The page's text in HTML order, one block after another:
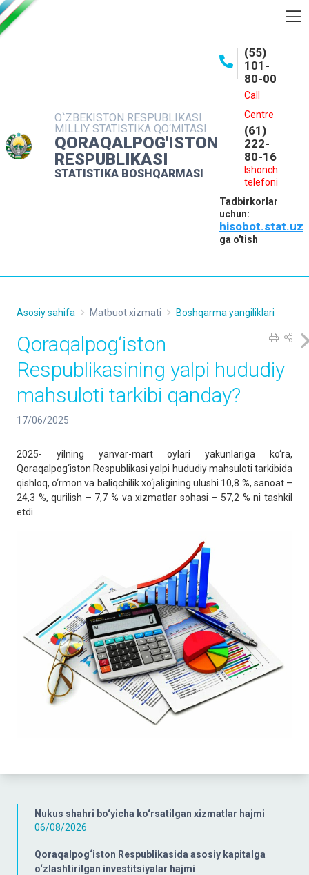
O`ZBEKISTON RESPUBLIKASI
MILLIY STATISTIKA QO‘MITASI
QORAQALPOG'ISTON
RESPUBLIKASI
STATISTIKA BOSHQARMASI
(55)
101-
80-00
Call
Centre
(61)
222-
80-16
Ishonch
telefoni
Tadbirkorlar
uchun:
hisobot.stat.uz
ga o'tish
INTERAKTIV XIZMATLAR
MATBUOT XIZMATI
MUROJAATLAR
Nukus shahri bo‘yicha ko‘rsatilgan xizmatlar hajmi
06/08/2026
Qoraqalpog‘iston Respublikasida asosiy kapitalga
o‘zlashtirilgan investitsiyalar hajmi
Asosiy sahifa Matbuot xizmati Boshqarma yangiliklari
Qoraqalpog‘iston
Respublikasining yalpi hududiy
mahsuloti tarkibi qanday?
17/06/2025
2025- yilning yanvar-mart oylari yakunlariga ko‘ra,
Qoraqalpog‘iston Respublikasi yalpi hududiy mahsuloti tarkibida
qishloq, o‘rmon va baliqchilik xo‘jaligining ulushi 10,8 %, sanoat –
24,3 %, qurilish – 7,7 % va xizmatlar sohasi – 57,2 % ni tashkil
etdi.